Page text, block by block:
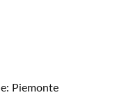
Piemonte